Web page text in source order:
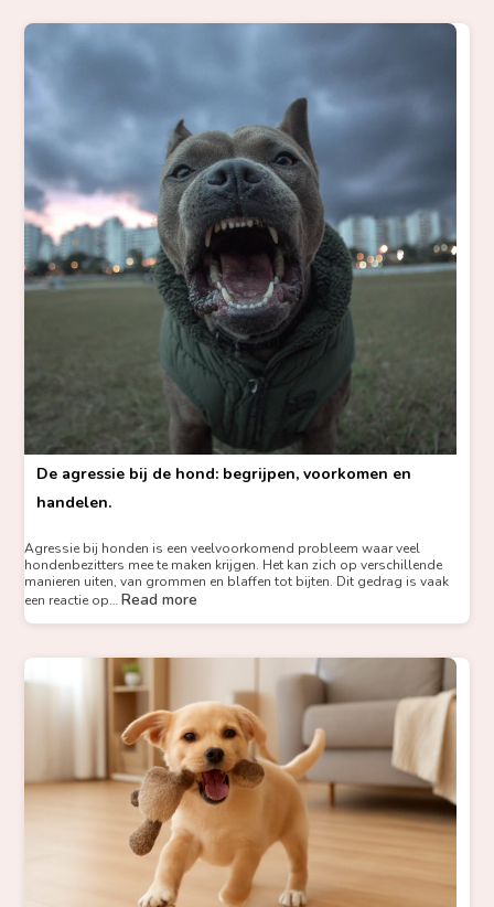
De agressie bij de hond: begrijpen, voorkomen en
handelen.
Agressie bij honden is een veelvoorkomend probleem waar veel
hondenbezitters mee te maken krijgen. Het kan zich op verschillende
manieren uiten, van grommen en blaffen tot bijten. Dit gedrag is vaak
een reactie op… Read more